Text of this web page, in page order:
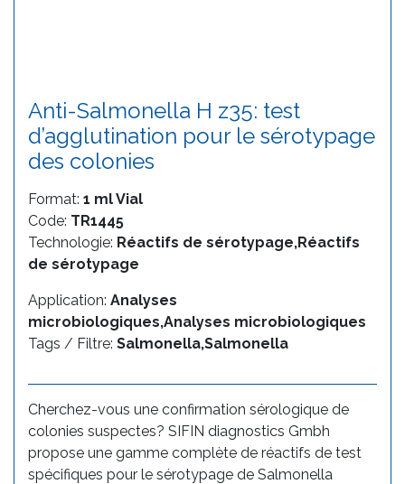
Anti-Salmonella H z35: test
d’agglutination pour le sérotypage
des colonies
Format: 1 ml Vial
Code: TR1445
Technologie: Réactifs de sérotypage,Réactifs
de sérotypage
Application: Analyses
microbiologiques,Analyses microbiologiques
Tags / Filtre: Salmonella,Salmonella
Cherchez-vous une confirmation sérologique de
colonies suspectes? SIFIN diagnostics Gmbh
propose une gamme complète de réactifs de test
spécifiques pour le sérotypage de Salmonella